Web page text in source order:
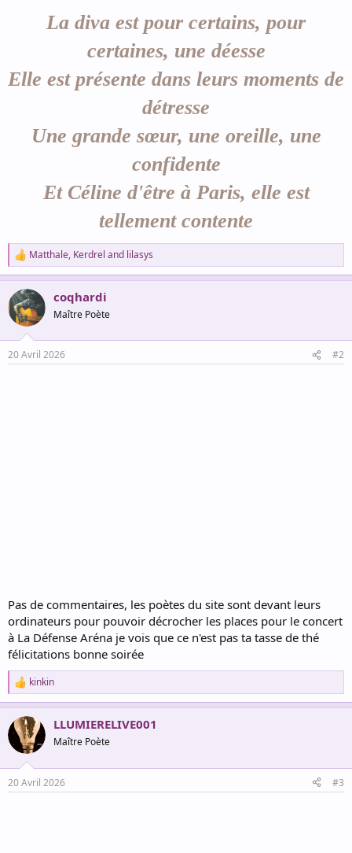
La diva est pour certains, pour
certaines, une déesse
Elle est présente dans leurs moments de
détresse
Une grande sœur, une oreille, une
confidente
Et Céline d'être à Paris, elle est
tellement contente
R
e
a
c
t
i
s
Matthale, Kerdrel and lilasys
coqhardi
Maître Poète
20 Avril 2026 #2
Pas de commentaires, les poètes du site sont devant leurs
ordinateurs pour pouvoir décrocher les places pour le concert
à La Défense Aréna je vois que ce n'est pas ta tasse de thé
félicitations bonne soirée
R
e
a
c
t
i
s
kinkin
LLUMIERELIVE001
Maître Poète
20 Avril 2026 #3